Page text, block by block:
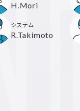
H.Mori
システム
R.Takimoto